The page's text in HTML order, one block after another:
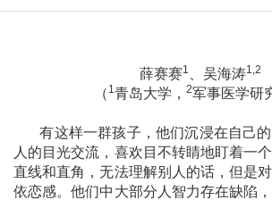
薛赛赛1 、吴海涛1,2
（ 1青岛大学， 2军事医学研
有这样一群孩子，他们沉浸在自己的
人的目光交流，喜欢目不转睛地盯着一
直线和直角，无法理解别人的话，但是
依恋感。他们中大部分人智力存在缺陷